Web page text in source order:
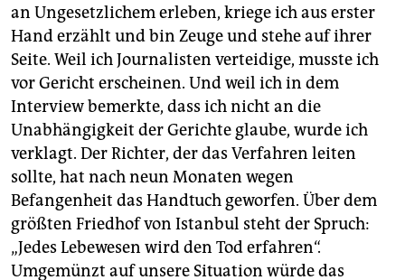
an Ungesetzlichem erleben, kriege ich aus erster
Hand erzählt und bin Zeuge und stehe auf ihrer
Seite. Weil ich Journalisten verteidige, musste ich
vor Gericht erscheinen. Und weil ich in dem
Interview bemerkte, dass ich nicht an die
Unabhängigkeit der Gerichte glaube, wurde ich
verklagt. Der Richter, der das Verfahren leiten
sollte, hat nach neun Monaten wegen
Befangenheit das Handtuch geworfen. Über dem
größten Friedhof von Istanbul steht der Spruch:
„Jedes Lebewesen wird den Tod erfahren“.
Umgemünzt auf unsere Situation würde das